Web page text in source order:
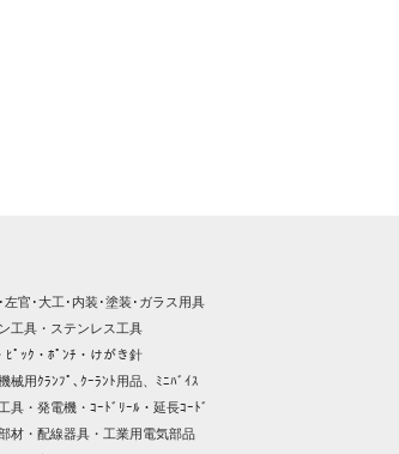
左官･大工･内装･塗装･ガラス用具
工具・ステンレス工具
ﾋﾟｯｸ・ﾎﾟﾝﾁ・けがき針
械用ｸﾗﾝﾌﾟ､ｸｰﾗﾝﾄ用品、ﾐﾆﾊﾞｲｽ
具・発電機・ｺｰﾄﾞﾘｰﾙ・延長ｺｰﾄﾞ
材・配線器具・工業用電気部品